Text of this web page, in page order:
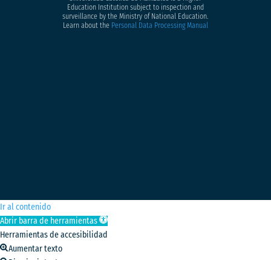
Education Institution subject to inspection and
surveillance by the Ministry of National Education.
Learn about the Personal Data Processing Manual
Ir al contenido
Abrir barra de herramientas
Herramientas de accesibilidad
Aumentar texto